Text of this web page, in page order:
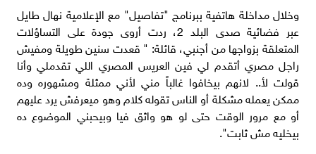
وخلال مداخلة هاتفية ببرنامج "تفاصيل" مع الإعلامية نهال طايل
عبر فضائية صدى البلد 2، ردت أروى جودة على التساؤلات
المتعلقة بزواجها من أجنبي، قائلة: " قعدت سنين طويلة ومفيش
راجل مصري أتقدم لي فين العريس المصري اللي تقدملي وأنا
قولت لأ.. لانهم بيخافوا غالباً مني لأني ممثلة ومشهوره وده
ممكن يعمله مشكلة أو الناس تقوله كلام وهو ميعرفش يرد عليهم
أو مع مرور الوقت حتى لو هو واثق فيا وبيحبني الموضوع ده
بيخليه مش ثابت".